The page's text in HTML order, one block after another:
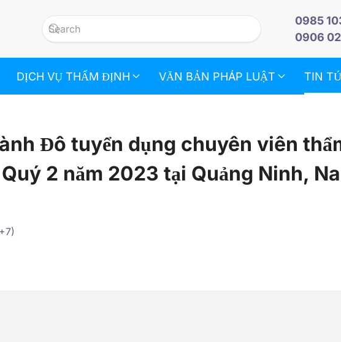
0985
0906
DỊCH VỤ THẨM ĐỊNH VĂN BẢN PHÁP LUẬT TIN
Đô tuyển dụng chuyên viên
2 năm 2023 tại Quảng Ninh,